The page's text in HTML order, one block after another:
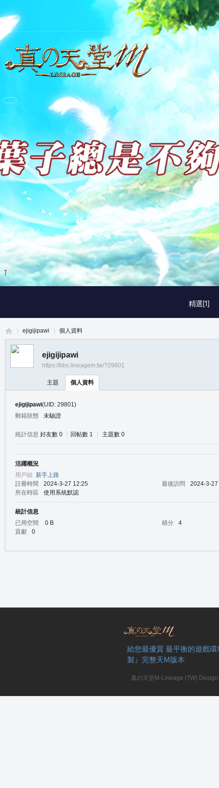
精選[1]
1 / 3
ejigijipawi 個人資料
ejigijipawi
https://bbs.lineagem.tw/?29801
主題 個人資料
ejigijipawi(UID: 29801)
郵箱狀態
未驗證
統計信息 好友數 0 回帖數 1 主題數 0
活躍概況
用戶組 新手上路
註冊時間
2024-3-27 12:25 最後訪問
2024-3-
所在時區
使用系統默認
統計信息
已用空間
0 B 積分
4
貢獻
0
給您最優質 最平衡的遊戲
製』完整天M版本
真の天堂M-Lineage (TW)